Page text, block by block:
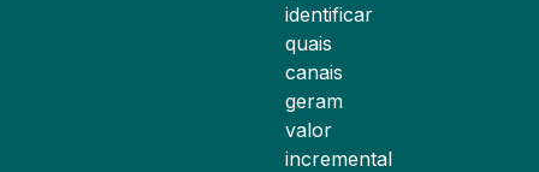
identificar
quais
canais
geram
valor
incremental